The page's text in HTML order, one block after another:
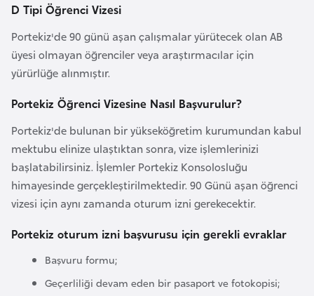
D Tipi Öğrenci Vizesi
Portekiz'de 90 günü aşan çalışmalar yürütecek olan AB
üyesi olmayan öğrenciler veya araştırmacılar için
yürürlüğe alınmıştır.
Portekiz Öğrenci Vizesine Nasıl Başvurulur?
Portekiz'de bulunan bir yükseköğretim kurumundan kabul
mektubu elinize ulaştıktan sonra, vize işlemlerinizi
başlatabilirsiniz. İşlemler Portekiz Konsolosluğu
himayesinde gerçekleştirilmektedir. 90 Günü aşan öğrenci
vizesi için aynı zamanda oturum izni gerekecektir.
Portekiz oturum izni başvurusu için gerekli evraklar
Başvuru formu;
Geçerliliği devam eden bir pasaport ve fotokopisi;
e
l
a
s
B
e
l
ç